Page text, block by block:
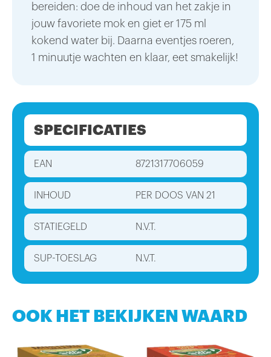
bereiden: doe de inhoud van het zakje in
jouw favoriete mok en giet er 175 ml
kokend water bij. Daarna eventjes roeren,
1 minuutje wachten en klaar, eet smakelijk!
SPECIFICATIES
EAN 8721317706059
INHOUD PER DOOS VAN 21
STATIEGELD N.V.T.
SUP-TOESLAG N.V.T.
OOK HET BEKIJKEN WAARD